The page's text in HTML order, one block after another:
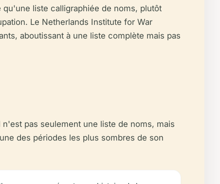
liste calligraphiée de noms, plutôt
Le Netherlands Institute for War
aboutissant à une liste complète mais pas
pas seulement une liste de noms, mais
des périodes les plus sombres de son